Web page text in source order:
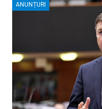
ANUNȚURI